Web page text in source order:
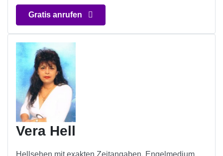
Gratis anrufen
Vera Hell